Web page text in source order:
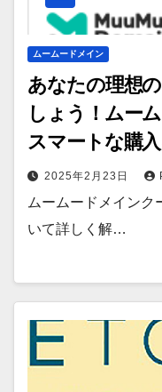
ムームードメイン
あなたの理想
しょう！ムー
スマートな購
2025年2月23日
ムームードメインク
いて詳しく解…